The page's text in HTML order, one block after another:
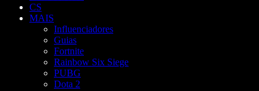
CS
MAIS
Influenciadores
Guias
Fortnite
Rainbow Six Siege
PUBG
Dota 2